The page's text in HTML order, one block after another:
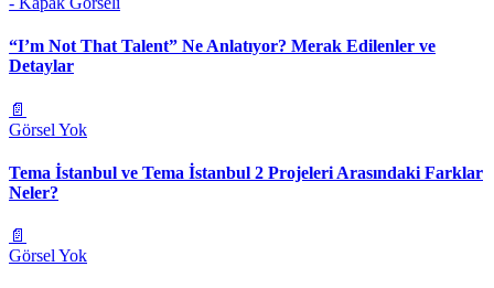
“I’m Not That Talent” Ne Anlatıyor? Merak Edilenler ve
Detaylar
📄
Görsel Yok
Tema İstanbul ve Tema İstanbul 2 Projeleri Arasındaki Farklar
Neler?
📄
Görsel Yok